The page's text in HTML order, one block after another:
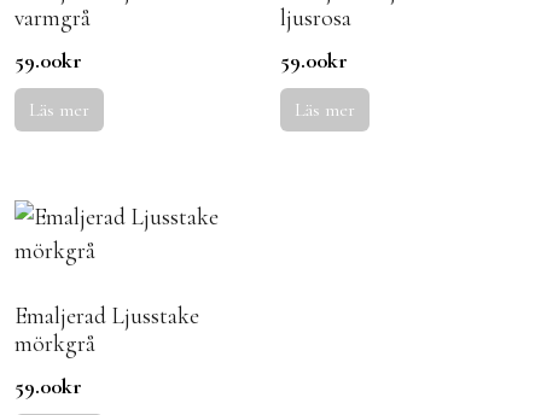
varmgrå
59.00kr
Läs mer
ljusrosa
59.00kr
Läs mer
Emaljerad Ljusstake
mörkgrå
59.00kr